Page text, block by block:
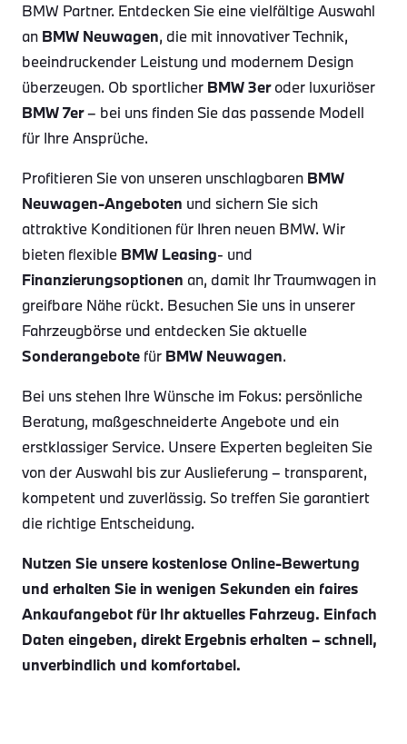
BMW Partner. Entdecken Sie eine vielfältige Auswahl
an BMW Neuwagen, die mit innovativer Technik,
beeindruckender Leistung und modernem Design
überzeugen. Ob sportlicher BMW 3eroder luxuriöser
BMW 7er– bei uns finden Sie das passende Modell
für Ihre Ansprüche.
Profitieren Sie von unseren unschlagbaren BMW
Neuwagen-Angeboten und sichern Sie sich
attraktive Konditionen für Ihren neuen BMW. Wir
bieten flexible BMW Leasing- und
Finanzierungsoptionen an, damit Ihr Traumwagen in
greifbare Nähe rückt. Besuchen Sie uns in unserer
Fahrzeugbörse und entdecken Sie aktuelle
Sonderangebote für BMW Neuwagen.
Bei uns stehen Ihre Wünsche im Fokus: persönliche
Beratung, maßgeschneiderte Angebote und ein
erstklassiger Service. Unsere Experten begleiten Sie
von der Auswahl bis zur Auslieferung – transparent,
kompetent und zuverlässig. So treffen Sie garantiert
die richtige Entscheidung.
Nutzen Sie unsere kostenlose Online-Bewertung
und erhalten Sie in wenigen Sekunden ein faires
Ankaufangebot für Ihr aktuelles Fahrzeug. Einfach
Daten eingeben, direkt Ergebnis erhalten – schnell,
unverbindlich und komfortabel.